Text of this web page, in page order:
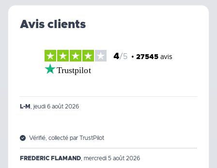
Avis clients
4/5 • 27545 avis
Trustpilot
L-M jeudi 6 août 2026
Vérifié, collecté par TrustPilot
FREDERIC FLAMAND mercredi 5 août 2026